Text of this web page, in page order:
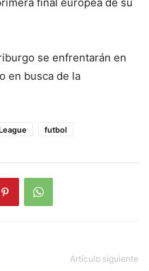
se enfrentarán en
en busca de la
futbol
Artículo siguiente